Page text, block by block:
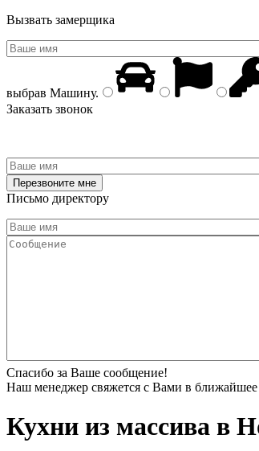
Вызвать замерщика
выбрав Машину.
Заказать звонок
Письмо директору
Спасибо за Ваше сообщение!
Наш менеджер свяжется с Вами в ближайшее
Кухни из массива в